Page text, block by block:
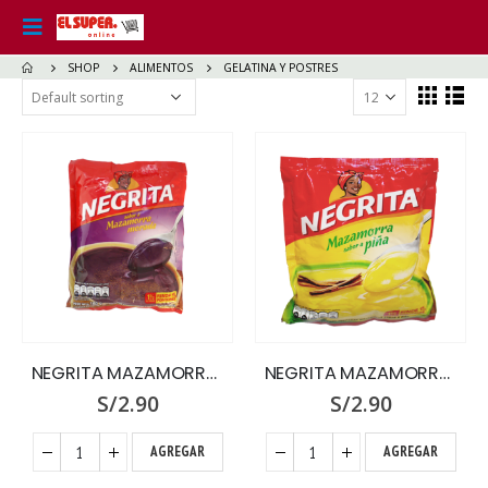
SHOP ALIMENTOS GELATINA Y POSTRES
NEGRITA MAZAMORRA X 160 MORADA
S/2.90
AGREGAR
NEGRITA MAZAMORRA X 160 PI?A
S/2.90
AGREGAR